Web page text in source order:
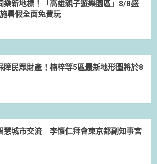
樂新地標！「高雄親子遊樂園區」8/8盛
暑假全面免費玩
障民眾財產！楠梓等5區最新地形圖將於8
慧城市交流 李懷仁拜會東京都副知事宮